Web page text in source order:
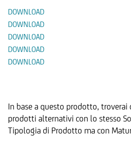
DOWNLOAD
DOWNLOAD
DOWNLOAD
DOWNLOAD
DOWNLOAD
In base a questo prodotto,
prodotti alternativi con lo stesso
Tipologia di Prodotto ma con